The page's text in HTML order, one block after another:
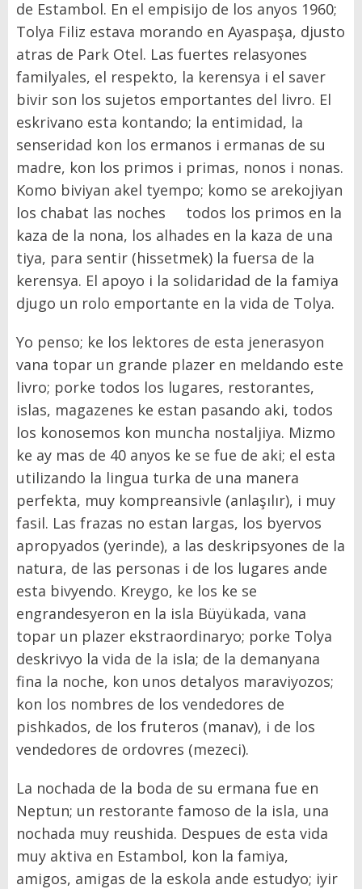
de Estambol. En el empisijo de los anyos 1960;
Tolya Filiz estava morando en Ayaspaşa, djusto
atras de Park Otel. Las fuertes relasyones
familyales, el respekto, la kerensya i el saver
bivir son los sujetos emportantes del livro. El
eskrivano esta kontando; la entimidad, la
senseridad kon los ermanos i ermanas de su
madre, kon los primos i primas, nonos i nonas.
Komo biviyan akel tyempo; komo se arekojiyan
los chabat las noches todos los primos en la
kaza de la nona, los alhades en la kaza de una
tiya, para sentir (hissetmek) la fuersa de la
kerensya. El apoyo i la solidaridad de la famiya
djugo un rolo emportante en la vida de Tolya.
Yo penso; ke los lektores de esta jenerasyon
vana topar un grande plazer en meldando este
livro; porke todos los lugares, restorantes,
islas, magazenes ke estan pasando aki, todos
los konosemos kon muncha nostaljiya. Mizmo
ke ay mas de 40 anyos ke se fue de aki; el esta
utilizando la lingua turka de una manera
perfekta, muy kompreansivle (anlaşılır), i muy
fasil. Las frazas no estan largas, los byervos
apropyados (yerinde), a las deskripsyones de la
natura, de las personas i de los lugares ande
esta bivyendo. Kreygo, ke los ke se
engrandesyeron en la isla Büyükada, vana
topar un plazer ekstraordinaryo; porke Tolya
deskrivyo la vida de la isla; de la demanyana
fina la noche, kon unos detalyos maraviyozos;
kon los nombres de los vendedores de
pishkados, de los fruteros (manav), i de los
vendedores de ordovres (mezeci).
La nochada de la boda de su ermana fue en
Neptun; un restorante famoso de la isla, una
nochada muy reushida. Despues de esta vida
muy aktiva en Estambol, kon la famiya,
amigos, amigas de la eskola ande estudyo; iyir